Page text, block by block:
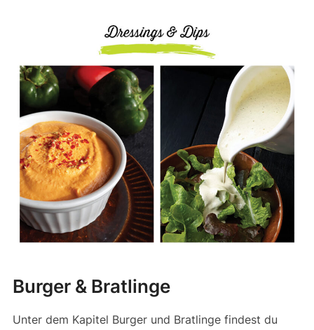
Burger & Bratlinge
Unter dem Kapitel Burger und Bratlinge findest du